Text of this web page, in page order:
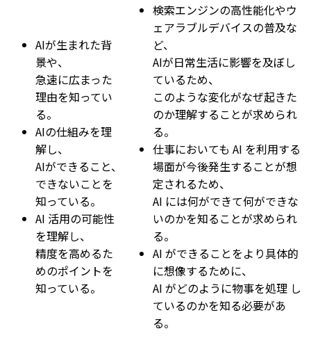
AIが生まれた背
景や、
急速に広まった
理由を知ってい
る。
AIの仕組みを理
解し、
AIができること、
できないことを
知っている。
AI 活用の可能性
を理解し、
精度を高めるた
めのポイントを
知っている。
検索エンジンの高性能化やウ
ェアラブルデバイスの普及な
ど、
AIが日常生活に影響を及ぼし
ているため、
このような変化がなぜ起きた
のか理解することが求められ
る。
仕事においても AI を利用する
場面が今後発生することが想
定されるため、
AI には何ができて何ができな
いのかを知ることが求められ
る。
AI ができることをより具体的
に想像するために、
AI がどのように物事を処理 し
ているのかを知る必要があ
る。